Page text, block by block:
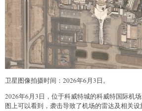
卫星图像拍摄时间：2026年6月3日。
2026年6月3日，位于科威特城的科威特国际机
图上可以看到，袭击导致了机场的雷达及相关设